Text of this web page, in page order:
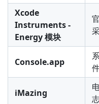
Xcode
Instruments -
Energy 模块
Console.app
iMazing